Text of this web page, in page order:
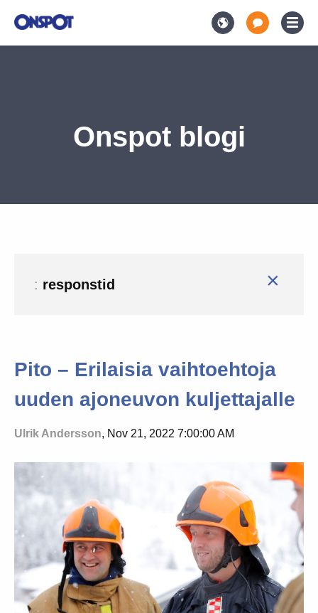
Onspot blogi
: responstid ×
Pito – Erilaisia vaihtoehtoja
uuden ajoneuvon kuljettajalle
Ulrik Andersson, Nov 21, 2022 7:00:00 AM